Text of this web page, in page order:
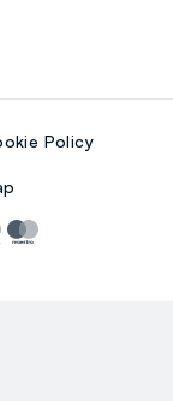
Policy